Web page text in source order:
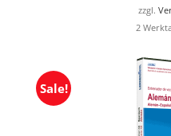
zzgl.
2
Sale!